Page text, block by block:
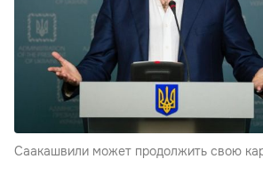
Саакашвили может продолжить свою